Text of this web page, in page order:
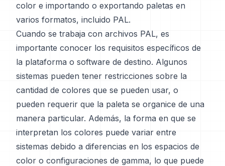
color e importando o exportando paletas en
varios formatos, incluido PAL.
Cuando se trabaja con archivos PAL, es
importante conocer los requisitos específicos de
la plataforma o software de destino. Algunos
sistemas pueden tener restricciones sobre la
cantidad de colores que se pueden usar, o
pueden requerir que la paleta se organice de una
manera particular. Además, la forma en que se
interpretan los colores puede variar entre
sistemas debido a diferencias en los espacios de
color o configuraciones de gamma, lo que puede